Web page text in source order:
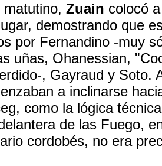
Zuain colocó
demostrando que
por Fernandino -muy
uñas, Ohanessian,
, Gayraud y Soto.
a inclinarse
como la lógica
de las Fuego,
cordobés, no era